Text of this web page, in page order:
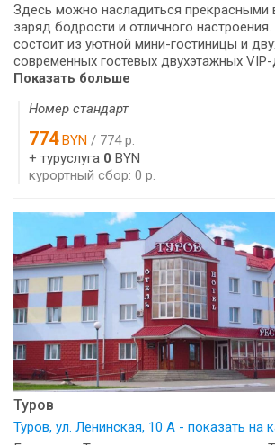
Здесь можно насладиться прекрасными
заряд бодрости и отличного
состоит из уютной мини-гостиницы и
современных гостевых двухэтажных VIP-
Показать больше
Номер стандарт
774BYN / 774 р.
+ туруслуга 0 BYN
курортный сбор: 0 р.
Туров
Туров, ул. Ленинская, 10 А - показать на